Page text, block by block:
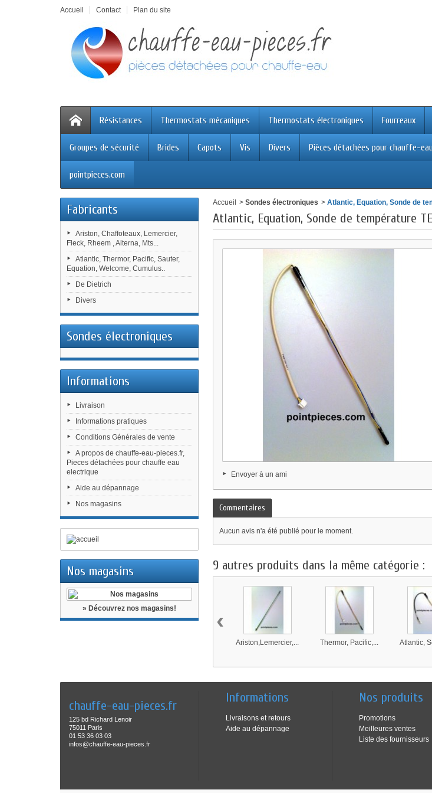
Accueil Contact Plan du site
Résistances Thermostats mécaniques Thermostats électroniques Fourreaux
Groupes de sécurité Brides Capots Vis Divers Pièces détachées pour chauffe-
pointpieces.com
Fabricants
Ariston, Chaffoteaux, Lemercier,
Fleck, Rheem , Alterna, Mts...
Atlantic, Thermor, Pacific, Sauter,
Equation, Welcome, Cumulus..
De Dietrich
Divers
Sondes électroniques
Informations
Livraison
Informations pratiques
Conditions Générales de vente
A propos de chauffe-eau-pieces.fr,
Pieces détachées pour chauffe eau
electrique
Aide au dépannage
Nos magasins
Nos magasins
» Découvrez nos magasins!
Accueil > Sondes électroniques > Atlantic, Equation, Sonde de
Atlantic, Equation, Sonde de température
Envoyer à un ami
Commentaires
Aucun avis n'a été publié pour le moment.
9 autres produits dans la même catégorie :
Ariston,Lemercier,... Thermor, Pacific,... Atlantic,
‹
chauffe-eau-pieces.fr
125 bd Richard Lenoir
75011 Paris
01 53 36 03 03
infos@chauffe-eau-pieces.fr
Informations
Livraisons et retours
Aide au dépannage
Nos produits
Promotions
Meilleures ventes
Liste des fournisseurs